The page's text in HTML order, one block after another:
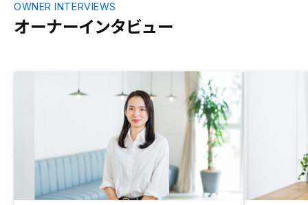
オーナーインタビュー
OWNER INTERVIEWS